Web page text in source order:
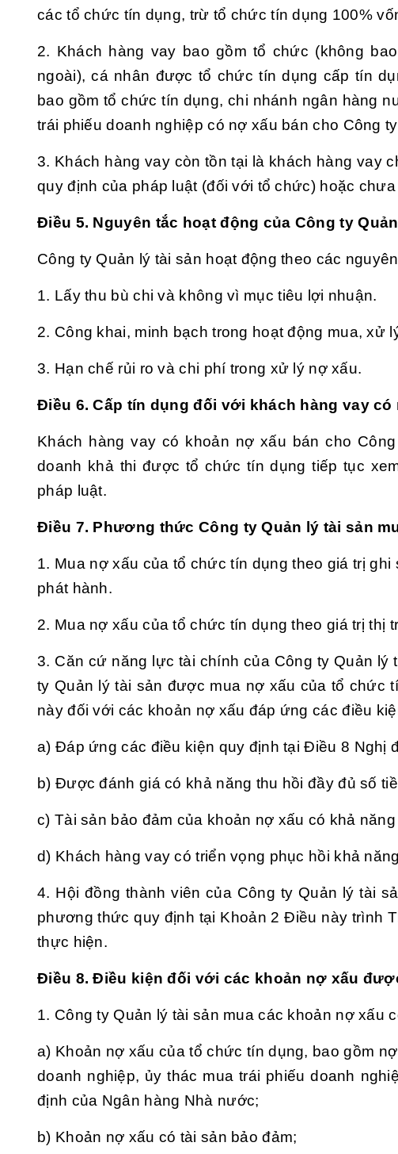
các tổ chức tín dụng, trừ tổ chức tín dụng 100%
2. Khách hàng vay bao gồm tổ chức (không
ngoài), cá nhân được tổ chức tín dụng cấp tín
bao gồm tổ chức tín dụng, chi nhánh ngân hàng
trái phiếu doanh nghiệp có nợ xấu bán cho Công
3. Khách hàng vay còn tồn tại là khách hàng vay
quy định của pháp luật (đối với tổ chức) hoặc
Điều 5. Nguyên tắc hoạt động của Công ty
Công ty Quản lý tài sản hoạt động theo các
1. Lấy thu bù chi và không vì mục tiêu lợi nhuận.
2. Công khai, minh bạch trong hoạt động mua, xử
3. Hạn chế rủi ro và chi phí trong xử lý nợ xấu.
Điều 6. Cấp tín dụng đối với khách hàng vay
Khách hàng vay có khoản nợ xấu bán cho
doanh khả thi được tổ chức tín dụng tiếp tục
pháp luật.
Điều 7. Phương thức Công ty Quản lý tài sản
1. Mua nợ xấu của tổ chức tín dụng theo giá trị
phát hành.
2. Mua nợ xấu của tổ chức tín dụng theo giá trị thị
3. Căn cứ năng lực tài chính của Công ty Quản
ty Quản lý tài sản được mua nợ xấu của tổ chức
này đối với các khoản nợ xấu đáp ứng các điều
a) Đáp ứng các điều kiện quy định tạiĐiều 8 Nghị
b) Được đánh giá có khả năng thu hồi đầy đủ số
c) Tài sản bảo đảm của khoản nợ xấu có khả
d) Khách hàng vay có triển vọng phục hồi khả
4. Hội đồng thành viên của Công ty Quản lý tài
phương thức quy định tại Khoản 2 Điều này trình
thực hiện.
Điều 8. Điều kiện đối với các khoản nợ xấu
1. Công ty Quản lý tài sản mua các khoản nợ xấu
a) Khoản nợ xấu của tổ chức tín dụng, bao gồm
doanh nghiệp, ủy thác mua trái phiếu doanh
định của Ngân hàng Nhà nước;
b) Khoản nợ xấu có tài sản bảo đảm;